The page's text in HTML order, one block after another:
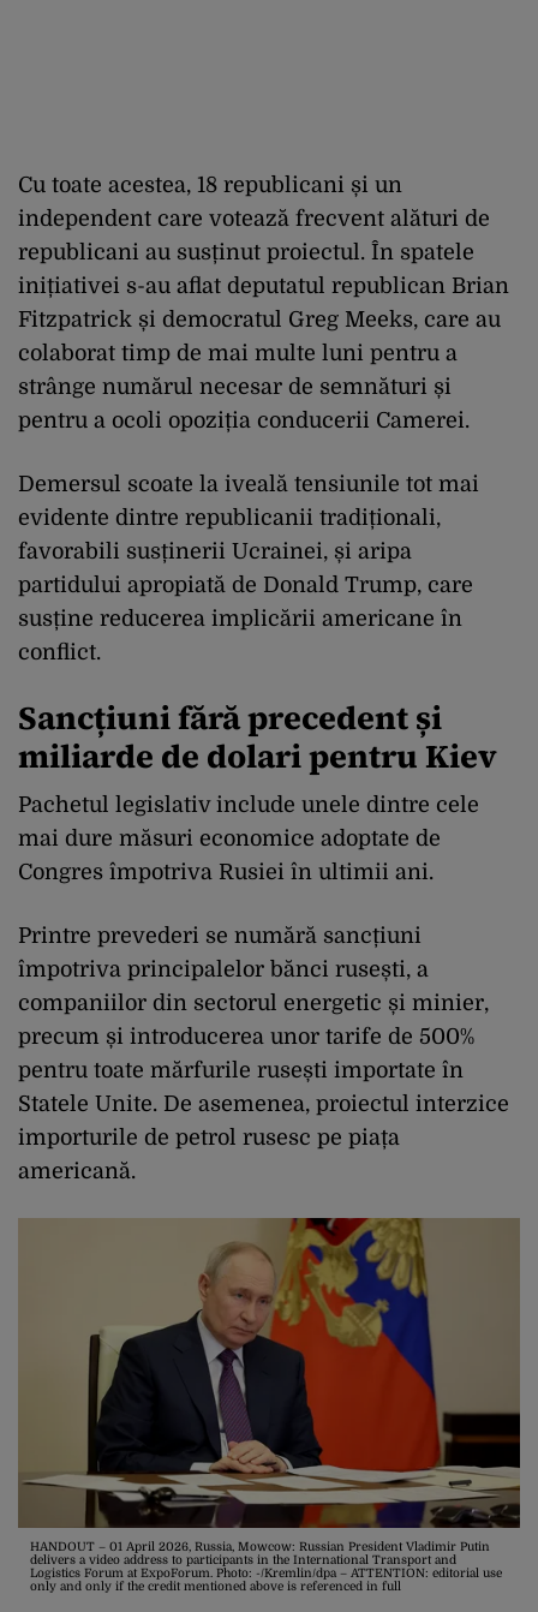
Cu toate acestea, 18 republicani și un
independent care votează frecvent alături de
republicani au susținut proiectul. În spatele
inițiativei s-au aflat deputatul republican Brian
Fitzpatrick și democratul Greg Meeks, care au
colaborat timp de mai multe luni pentru a
strânge numărul necesar de semnături și
pentru a ocoli opoziția conducerii Camerei.
Demersul scoate la iveală tensiunile tot mai
evidente dintre republicanii tradiționali,
favorabili susținerii Ucrainei, și aripa
partidului apropiată de Donald Trump, care
susține reducerea implicării americane în
conflict.
Sancțiuni fără precedent și
miliarde de dolari pentru Kiev
Pachetul legislativ include unele dintre cele
mai dure măsuri economice adoptate de
Congres împotriva Rusiei în ultimii ani.
Printre prevederi se numără sancțiuni
împotriva principalelor bănci rusești, a
companiilor din sectorul energetic și minier,
precum și introducerea unor tarife de 500%
pentru toate mărfurile rusești importate în
Statele Unite. De asemenea, proiectul interzice
importurile de petrol rusesc pe piața
americană.
HANDOUT – 01 April 2026, Russia, Mowcow: Russian President Vladimir Putin
delivers a video address to participants in the International Transport and
Logistics Forum at ExpoForum. Photo: -/Kremlin/dpa – ATTENTION: editorial use
only and only if the credit mentioned above is referenced in full